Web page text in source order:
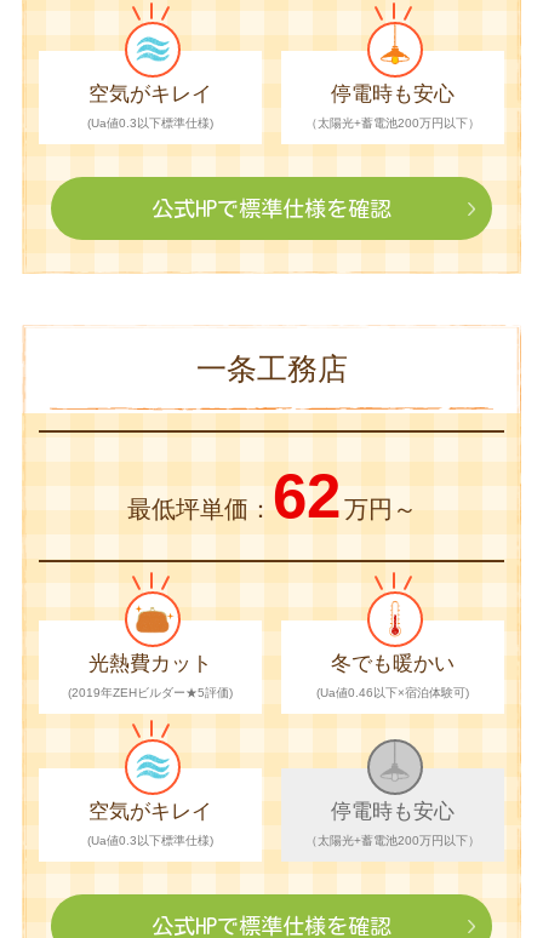
空気がキレイ
(Ua値0.3以下標準仕様)
停電時も安心
（太陽光+蓄電池200万円以下）
公式HPで標準仕様を確認
一条工務店
最低坪単価： 62万円～
光熱費カット
(2019年ZEHビルダー★5評価)
冬でも暖かい
(Ua値0.46以下×宿泊体験可)
空気がキレイ
(Ua値0.3以下標準仕様)
停電時も安心
（太陽光+蓄電池200万円以下）
公式HPで標準仕様を確認